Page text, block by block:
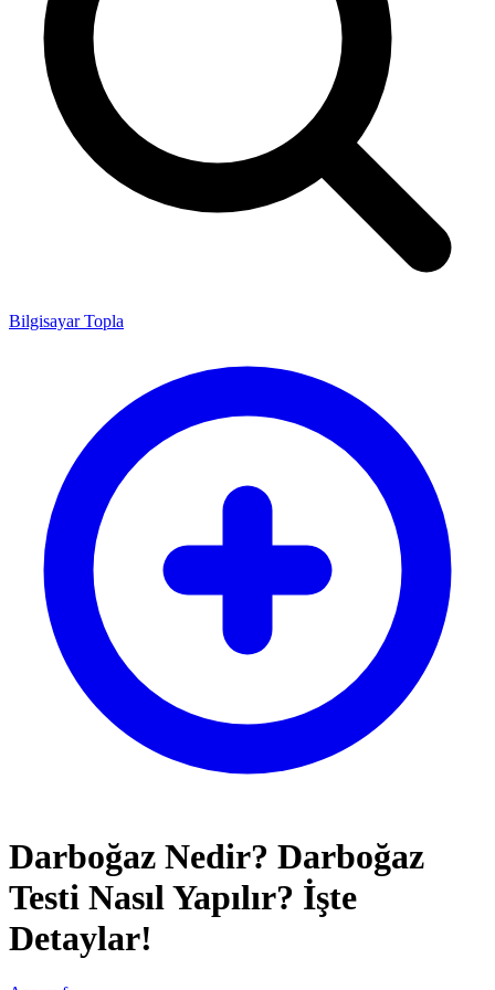
Bilgisayar Topla
Darboğaz Nedir? Darboğaz
Testi Nasıl Yapılır? İşte
Detaylar!